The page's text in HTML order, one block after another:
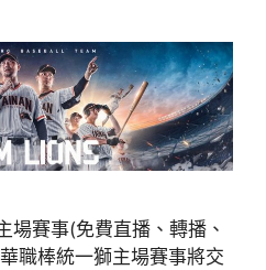
賽事(免費直播、轉播、
職棒統一獅主場賽事將交